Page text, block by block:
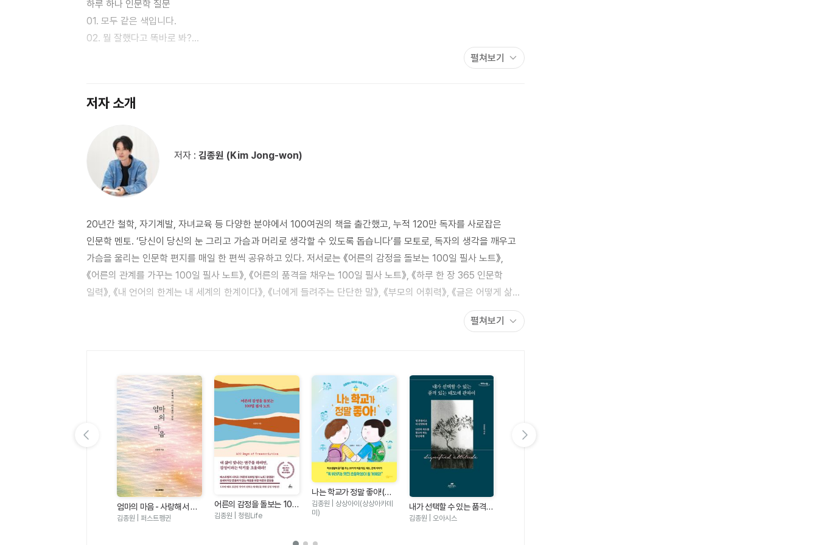
관해 한층 더 깊이 들어가 본다. 다양한 질문들은 아이의 생각을 자극시켜 아이가 평소에 하지 않던 생각을 하게 할
것이다. 마지막 3단계 응용법에서는 아이 스스로 매일 10분씩 ‘생각하는’ 시간을 갖도록 하여 생각하는 습관을 통해
글쓰기의 바탕이 되는 글감을 풍성하게 하는 능력을 기를 수 있게 하였다.
하루 하나 인문학 질문
01. 모두 같은 색입니다.
02. 뭘 잘했다고 똑바로 봐?
06. 저는 최선을 다했어요.
08. 내가 쓴 글이 잘 읽히지 않는 이유는 뭘까요?
09. 누구나 당장 글을 잘 쓸 수 있어요.
10. 결과가 좋지 않을 것 같아 걱정이에요.
11. 음식을 골고루 섭취하는 것이 좋아요.
13. 다들 조용히 해. 나만 이야기할 수 있으니까.
14. 빵을 실온에 두면 얼마나 보관할 수 있나요?
15. 이 치킨은 너무 안 익어서 수의사가 살릴 수 있겠어!
16. 꽃이 아닌 소나무 같은 팀이 되겠습니다.
17. 5분을 기다려서 포인트를 받겠습니다.
22. 공정한 대우를 해 주어야 합니다.
23. 조기 교육은 중요한 걸까요?
24. 당신의 시간을 조금 빌릴 수 있을까요?
25. 나에게 가장 필요한 질문은 무엇인가요?
26. 자연을 보호합시다.
27. 나는 아직 가장 소중한 것을 찾지 못했어요.
28. 무작정 열심히 걷다 보면 목적지에 도착하게 된다.
29. 자동차의 성능이 좋으면 빠르게 달릴 수 있다.
30. 넘어지는 게 두려워서 움직이고 싶지 않아요.
펼쳐보기
저자 소개
저자 : 김종원 (Kim Jong-won)
20년간 철학, 자기계발, 자녀교육 등 다양한 분야에서 100여권의 책을 출간했고, 누적 120만 독자를 사로잡은
인문학 멘토. ‘당신이 당신의 눈 그리고 가슴과 머리로 생각할 수 있도록 돕습니다’를 모토로, 독자의 생각을 깨우고
가슴을 울리는 인문학 편지를 매일 한 편씩 공유하고 있다. 저서로는 《어른의 감정을 돌보는 100일 필사 노트》,
《어른의 관계를 가꾸는 100일 필사 노트》, 《어른의 품격을 채우는 100일 필사 노트》, 《하루 한 장 365 인문학
일력》, 《내 언어의 한계는 내 세계의 한계이다》, 《너에게 들려주는 단단한 말》, 《부모의 어휘력》, 《글은 어떻게 삶이
펼쳐보기
엄마의 마음 - 사랑해서 더
미안했던 날들
김종원 | 퍼스트펭귄
어른의 감정을 돌보는 100
일 필사 노트
김종원 | 청림Life
나는 학교가 정말 좋아!(김
종원의 어린이 마음 학교 2)
김종원 | 상상아이(상상아카데
미)
내가 선택할 수 있는 품격
있는 태도에 관하여(큰글자
김종원 | 오아시스